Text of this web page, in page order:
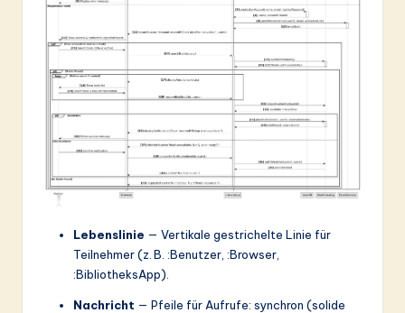
Lebenslinie — Vertikale gestrichelte Linie für
Teilnehmer (z. B. :Benutzer, :Browser,
:BibliotheksApp).
Nachricht — Pfeile für Aufrufe: synchron (solide